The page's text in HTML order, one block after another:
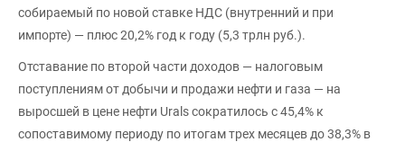
собираемый по новой ставке НДС (внутренний и при
импорте) — плюс 20,2% год к году (5,3 трлн руб.).
Отставание по второй части доходов — налоговым
поступлениям от добычи и продажи нефти и газа — на
выросшей в цене нефти Urals сократилось с 45,4% к
сопоставимому периоду по итогам трех месяцев до 38,3% в